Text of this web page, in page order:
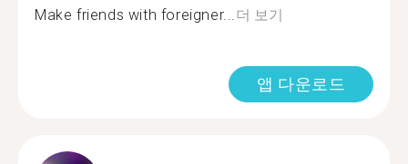
Make friends with foreigner...더 보기
앱 다운로드